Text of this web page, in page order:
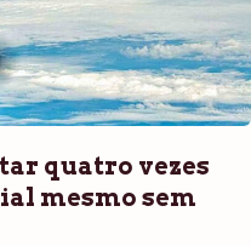
quatro vezes
mesmo sem